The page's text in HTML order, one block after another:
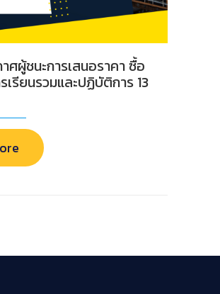
ศผู้ชนะการเสนอราคา ซื้อ
รียนรวมและปฏิบัติการ 13